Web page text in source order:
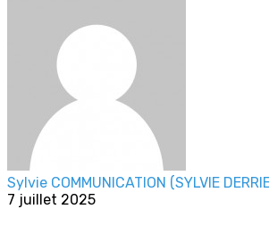
Sylvie COMMUNICATION (SYLVIE
7 juillet 2025